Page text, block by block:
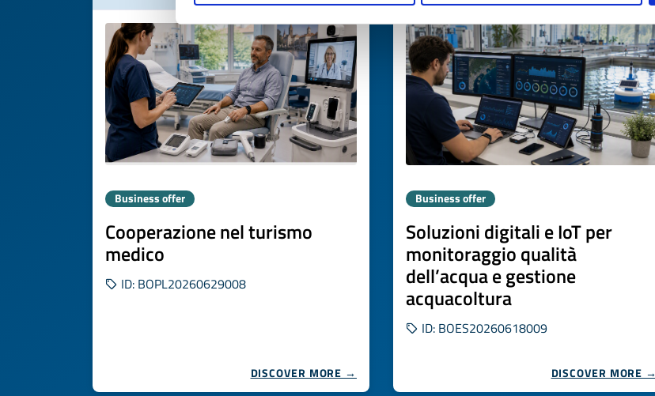
Business offer
Cooperazione nel turismo
medico
ID: BOPL20260629008
DISCOVER MORE →
Business offer
Soluzioni digitali e IoT per
monitoraggio qualità
dell’acqua e gestione
acquacoltura
ID: BOES20260618009
DISCOVER MORE →